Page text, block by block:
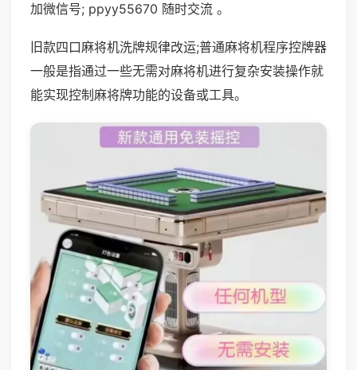
加微信号; ppyy55670 随时交流 。
旧款四口麻将机洗牌规律改运;普通麻将机程序控牌器
一般是指通过一些无需对麻将机进行复杂安装操作就
能实现控制麻将牌功能的设备或工具。